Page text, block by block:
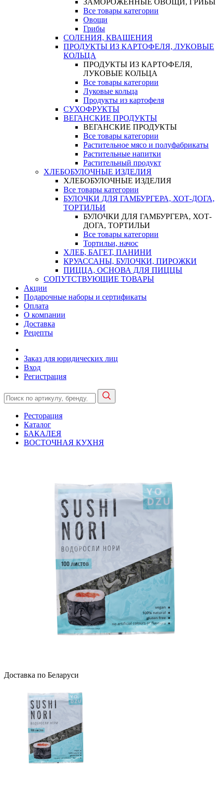
ЗАМОРОЖЕННЫЕ ОВОЩИ, ГРИБЫ
Все товары категории
Овощи
Грибы
СОЛЕНИЯ, КВАШЕНИЯ
ПРОДУКТЫ ИЗ КАРТОФЕЛЯ, ЛУКОВЫЕ
КОЛЬЦА
ПРОДУКТЫ ИЗ КАРТОФЕЛЯ,
ЛУКОВЫЕ КОЛЬЦА
Все товары категории
Луковые кольца
Продукты из картофеля
СУХОФРУКТЫ
ВЕГАНСКИЕ ПРОДУКТЫ
ВЕГАНСКИЕ ПРОДУКТЫ
Все товары категории
Растительное мясо и полуфабрикаты
Растительные напитки
Растительный продукт
ХЛЕБОБУЛОЧНЫЕ ИЗДЕЛИЯ
ХЛЕБОБУЛОЧНЫЕ ИЗДЕЛИЯ
Все товары категории
БУЛОЧКИ ДЛЯ ГАМБУРГЕРА, ХОТ-ДОГА,
ТОРТИЛЬИ
БУЛОЧКИ ДЛЯ ГАМБУРГЕРА, ХОТ-
ДОГА, ТОРТИЛЬИ
Все товары категории
Тортильи, начос
ХЛЕБ, БАГЕТ, ПАНИНИ
КРУАССАНЫ, БУЛОЧКИ, ПИРОЖКИ
ПИЦЦА, ОСНОВА ДЛЯ ПИЦЦЫ
СОПУТСТВУЮЩИЕ ТОВАРЫ
Акции
Подарочные наборы и сертификаты
Оплата
О компании
Доставка
Рецепты
Заказ для юридических лиц
Вход
Регистрация
Ресторация
Каталог
БАКАЛЕЯ
ВОСТОЧНАЯ КУХНЯ
Доcтавка по Беларуси